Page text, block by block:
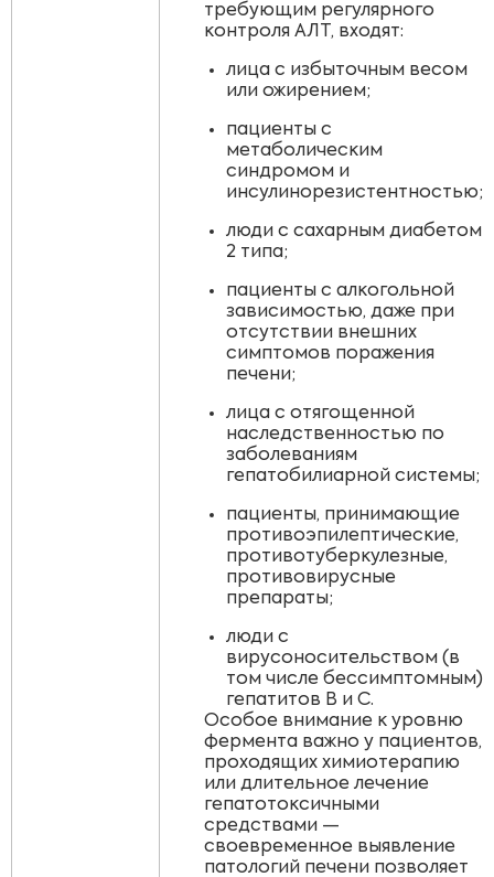
требующим регулярного
контроля АЛТ, входят:
лица с избыточным весом
или ожирением;
пациенты с
метаболическим
синдромом и
инсулинорезистентностью;
люди с сахарным диабетом
2 типа;
пациенты с алкогольной
зависимостью, даже при
отсутствии внешних
симптомов поражения
печени;
лица с отягощенной
наследственностью по
заболеваниям
гепатобилиарной системы;
пациенты, принимающие
противоэпилептические,
противотуберкулезные,
противовирусные
препараты;
люди с
вирусоносительством (в
том числе бессимптомным)
гепатитов B и C.
Особое внимание к уровню
фермента важно у пациентов,
проходящих химиотерапию
или длительное лечение
гепатотоксичными
средствами —
своевременное выявление
патологий печени позволяет